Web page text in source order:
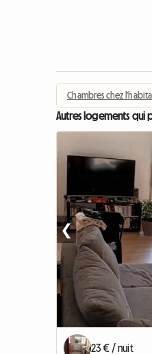
Chambres chez
Autres logements qui
❮
23 € / nuit